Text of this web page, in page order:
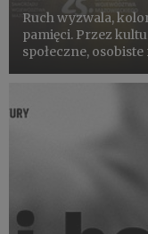
Ruch wyzwala,
pamięci. Przez
społeczne,